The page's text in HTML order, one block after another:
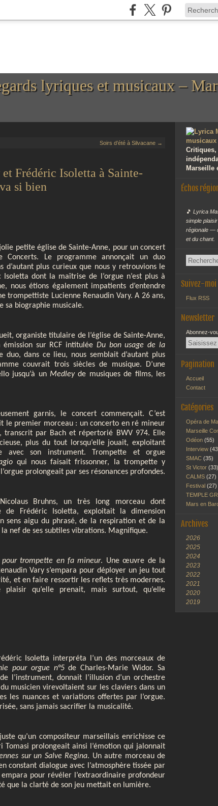
lyriques et musicaux –
Soirs d’été à Silvacane →
Frédéric Isoletta à Sainte-
si bien
petite église de Sainte-Anne, pour un concert
Concerts. Le programme annonçait un duo
plus curieux que nous y retrouvions le
dont la maîtrise de l’orgue n’est plus à
nous étions également impatients d’entendre
trompettiste Lucienne Renaudin Vary. A 26 ans,
sa biographie musicale.
organiste titulaire de l’église de Sainte-Anne,
sur RCF intitulée Du bon usage de la
duo, dans ce lieu, nous semblait d’autant plus
couvrait trois siècles de musique. D’une
jusqu’à un Medleyde musiques de films, les
garnis, le concert commençait. C’est
le premier morceau : un concerto en ré mineur
transcrit par Bach et répertorié BWV 974. Elle
plus du tout lorsqu’elle jouait, exploitant
avec son instrument. Trompette et orgue
qui nous faisait frissonner, la trompette y
prolongeait par ses résonances profondes.
Bruhns, un très long morceau dont
de Frédéric Isoletta, exploitait la dimension
sens aigu du phrasé, de la respiration et de la
nef de ses subtiles vibrations. Magnifique.
pour trompette en fa mineur. Une œuvre de la
Vary s’empara pour déployer un jeu tout
et en faire ressortir les reflets très modernes.
qu’elle prenait, mais surtout, qu’elle
Isoletta interpréta l’un des morceaux de
pour orgue n°5de Charles-Marie Widor. Sa
l’instrument, donnait l’illusion d’un orchestre
musicien virevoltaient sur les claviers dans un
les nuances et variations offertes par l’orgue.
sans jamais sacrifier la musicalité.
qu’un compositeur marseillais enrichisse ce
Tomasi prolongeait ainsi l’émotion qui jalonnait
sur un Salve Regina. Un autre morceau de
constant dialogue avec l’atmosphère tissée par
empara pour révéler l’extraordinaire profondeur
que la clarté de son jeu mettait en lumière.
Critiques,
Marseille
Échos
🎵 Lyrica
simple
régionale —
et du chant.
Suivez-moi
Flux RSS
Newsletter
Abonnez-
Pagination
Accueil
Contact
Catégories
Opéra de
Marseille
Odéon (55)
Interview
SMAC (35)
St Victor (33)
CALMS (27)
Festival (27)
TEMPLE
Mars en
Archives
2026
2025
2024
2023
2022
2021
2020
2019